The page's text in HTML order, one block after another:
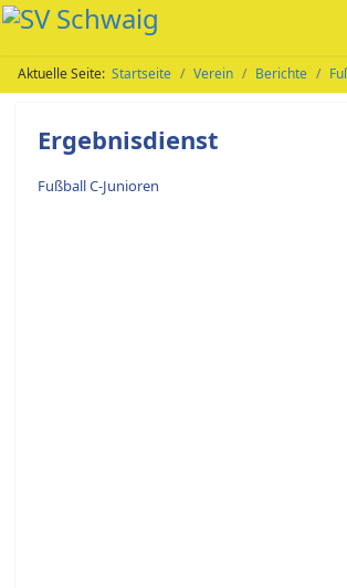
Aktuelle Seite: Startseite Verein Berichte
Ergebnisdienst
Fußball C-Junioren